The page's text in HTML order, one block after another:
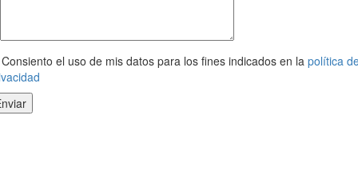
el uso de mis datos para los fines indicados en la política